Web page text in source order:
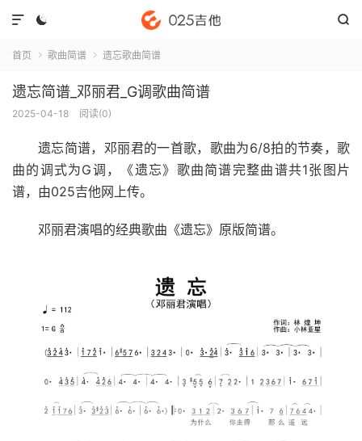
 

首页  歌曲简谱  遗忘歌曲简谱
遗忘简谱_邓丽君_G调歌曲简谱
2025-04-18 阅读(0)
遗忘简谱，邓丽君的一首歌，歌曲为6/8拍的节奏，歌
曲的调式为G调，《遗忘》歌曲简谱完整曲谱共1张图片
谱，由025吉他网上传。
邓丽君演唱的经典歌曲《遗忘》原版简谱。